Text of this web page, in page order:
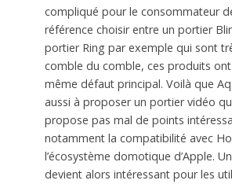
compliqué pour le consommateur
référence choisir entre un portier
portier Ring par exemple qui sont
comble du comble, ces produits
même défaut principal. Voilà que
aussi à proposer un portier vidéo
propose pas mal de points
notamment la compatibilité avec
l’écosystème domotique d’Apple.
devient alors intéressant pour les